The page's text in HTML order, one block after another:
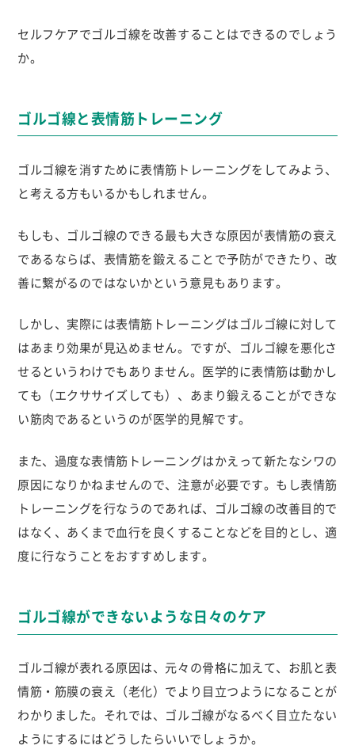
セルフケアでゴルゴ線を改善することはできるのでしょう
か。
ゴルゴ線と表情筋トレーニング
ゴルゴ線を消すために表情筋トレーニングをしてみよう、
と考える方もいるかもしれません。
もしも、ゴルゴ線のできる最も大きな原因が表情筋の衰え
であるならば、表情筋を鍛えることで予防ができたり、改
善に繋がるのではないかという意見もあります。
しかし、実際には表情筋トレーニングはゴルゴ線に対して
はあまり効果が見込めません。ですが、ゴルゴ線を悪化さ
せるというわけでもありません。医学的に表情筋は動かし
ても（エクササイズしても）、あまり鍛えることができな
い筋肉であるというのが医学的見解です。
また、過度な表情筋トレーニングはかえって新たなシワの
原因になりかねませんので、注意が必要です。もし表情筋
トレーニングを行なうのであれば、ゴルゴ線の改善目的で
はなく、あくまで血行を良くすることなどを目的とし、適
度に行なうことをおすすめします。
ゴルゴ線ができないような日々のケア
ゴルゴ線が表れる原因は、元々の骨格に加えて、お肌と表
情筋・筋膜の衰え（老化）でより目立つようになることが
わかりました。それでは、ゴルゴ線がなるべく目立たない
ようにするにはどうしたらいいでしょうか。